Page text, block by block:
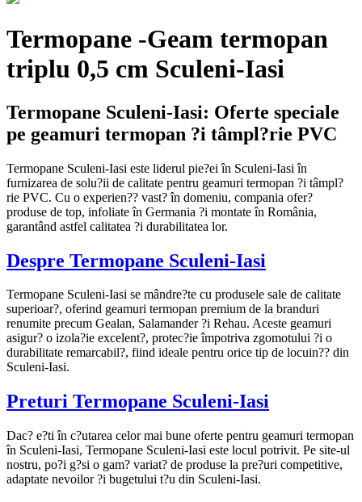
Termopane -Geam termopan
triplu 0,5 cm Sculeni-Iasi
Termopane Sculeni-Iasi: Oferte speciale
pe geamuri termopan ?i tâmpl?rie PVC
Termopane Sculeni-Iasi este liderul pie?ei în Sculeni-Iasi în
furnizarea de solu?ii de calitate pentru geamuri termopan ?i tâmpl?
rie PVC. Cu o experien?? vast? în domeniu, compania ofer?
produse de top, infoliate în Germania ?i montate în România,
garantând astfel calitatea ?i durabilitatea lor.
Despre Termopane Sculeni-Iasi
Termopane Sculeni-Iasi se mândre?te cu produsele sale de calitate
superioar?, oferind geamuri termopan premium de la branduri
renumite precum Gealan, Salamander ?i Rehau. Aceste geamuri
asigur? o izola?ie excelent?, protec?ie împotriva zgomotului ?i o
durabilitate remarcabil?, fiind ideale pentru orice tip de locuin?? din
Sculeni-Iasi.
Preturi Termopane Sculeni-Iasi
Dac? e?ti în c?utarea celor mai bune oferte pentru geamuri termopan
în Sculeni-Iasi, Termopane Sculeni-Iasi este locul potrivit. Pe site-ul
nostru, po?i g?si o gam? variat? de produse la pre?uri competitive,
adaptate nevoilor ?i bugetului t?u din Sculeni-Iasi.